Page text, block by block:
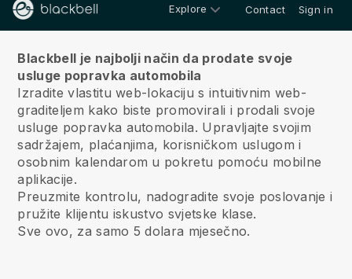
Explore Contact Sign in
Blackbell je najbolji način da prodate svoje
usluge popravka automobila
Izradite vlastitu web-lokaciju s intuitivnim web-
graditeljem kako biste promovirali i prodali svoje
usluge popravka automobila. Upravljajte svojim
sadržajem, plaćanjima, korisničkom uslugom i
osobnim kalendarom u pokretu pomoću mobilne
aplikacije.
Preuzmite kontrolu, nadogradite svoje poslovanje i
pružite klijentu iskustvo svjetske klase.
Sve ovo, za samo 5 dolara mjesečno.